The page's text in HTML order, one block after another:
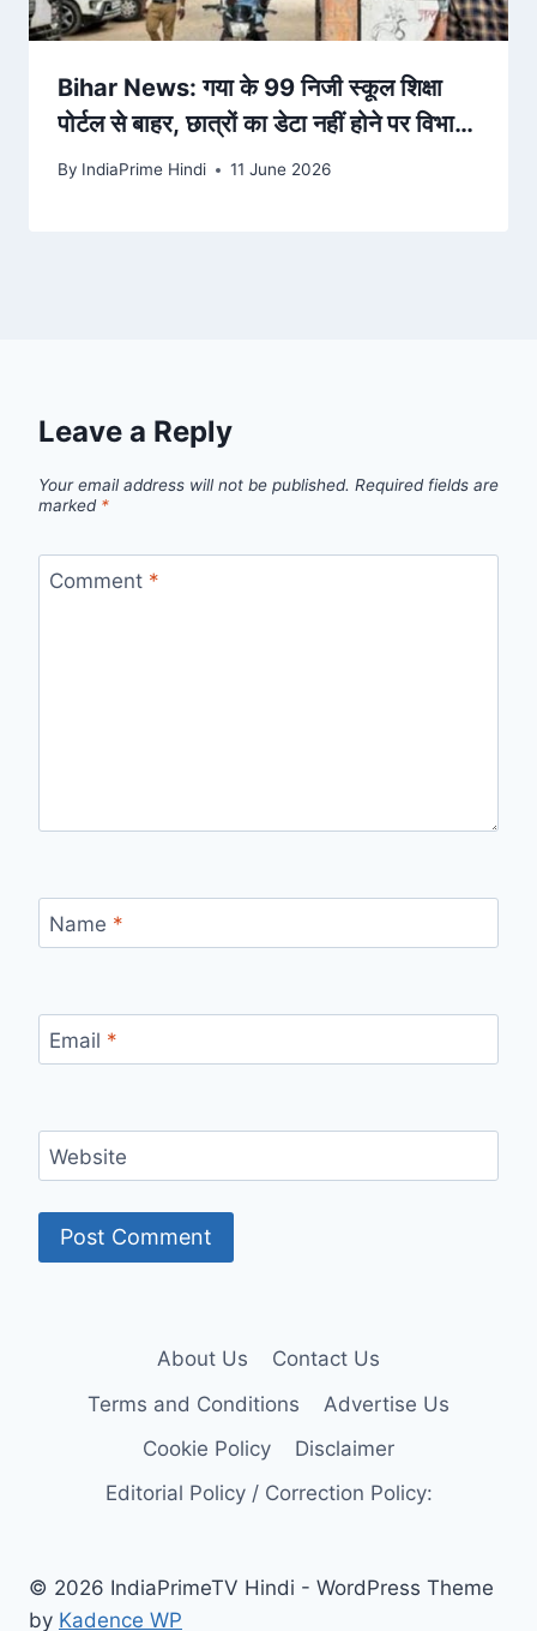
Bihar News: गया के 99 निजी स्कूल शिक्षा
पोर्टल से बाहर, छात्रों का डेटा नहीं होने पर विभाग
सख्त – Amar Ujala
By IndiaPrime Hindi 11 June 2026
Leave a Reply
Your email address will not be published. Required fields are
marked *
Comment *
Name *
Email *
Website
About Us
Contact Us
Terms and Conditions
Advertise Us
Cookie Policy
Disclaimer
Editorial Policy / Correction Policy:
© 2026 IndiaPrimeTV Hindi - WordPress Theme
by Kadence WP